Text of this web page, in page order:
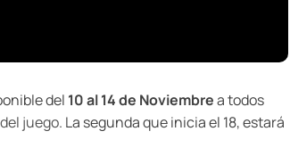
del 10 al 14 de Noviembrea todos
juego. La segunda que inicia el 18, estará